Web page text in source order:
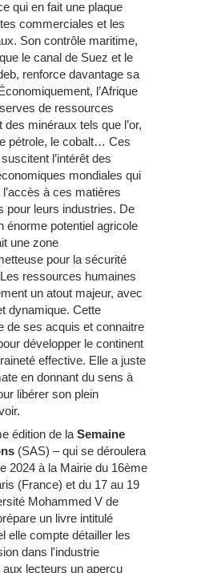
qui en fait une plaque
commerciales et les
Son contrôle maritime,
le canal de Suez et le
renforce davantage sa
l’Afrique
de ressources
minéraux tels que l’or,
pétrole, le cobalt… Ces
suscitent l’intérêt des
mondiales qui
à ces matières
pour leurs industries. De
énorme potentiel agricole
une zone
pour la sécurité
ressources humaines
un atout majeur, avec
dynamique. Cette
de ses acquis et connaitre
développer le continent
effective. Elle a juste
en donnant du sens à
libérer son plein
édition de la Semaine
(SAS) – qui se déroulera
2024 à la Mairie du 16ème
(France) et du 17 au 19
Mohammed V de
un livre intitulé
elle compte détailler les
dans l'industrie
lecteurs un aperçu